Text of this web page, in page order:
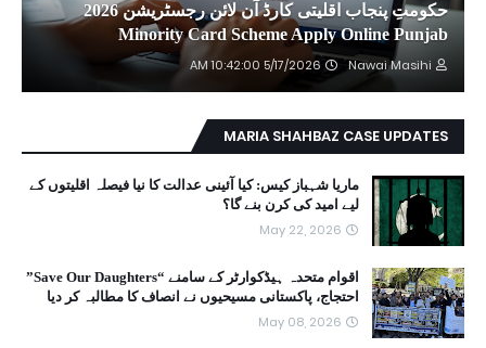
حکومتِ پنجاب اقلیتی کارڈ آن لائن رجسٹریشن 2026
Minority Card Scheme Apply Online Punjab
Nawai Masihi
5/17/2026 10:42:00 AM
MARIA SHAHBAZ CASE UPDATES
ماریا شہباز کیس: کیا آئینی عدالت کا نیا فیصلہ اقلیتوں کے
لیے امید کی کرن بنے گا؟
May 22, 2026
اقوام متحدہ ہیڈکوارٹر کے سامنے “Save Our Daughters”
احتجاج، پاکستانی مسیحیوں نے انصاف کا مطالبہ کر دیا
May 08, 2026